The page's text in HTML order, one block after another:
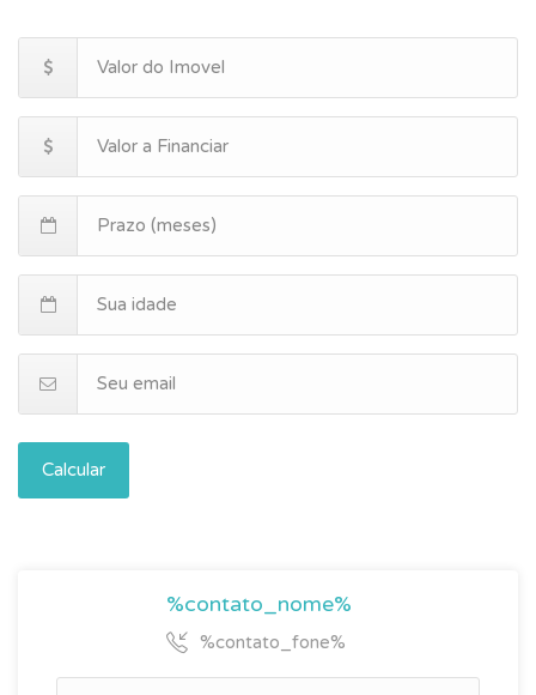
Calcular
%contato_nome%
%contato_fone%